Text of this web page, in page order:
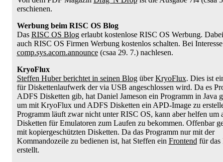
erschienen.
Werbung beim RISC OS Blog
Das RISC OS Blogerlaubt kostenlose RISC OS Werbung.
auch RISC OS Firmen Werbung kostenlos schalten. Bei
comp.sys.acorn.announce(csaa 29. 7.) nachlesen.
KryoFlux
Steffen Huber berichtet in seinen BlogüberKryoFlux. Dies ist
für Diskettenlaufwerk der via USB angeschlossen wird. Da es
ADFS Disketten gib, hat Daniel Jameson ein Programm in Java
um mit KryoFlux und ADFS Disketten ein APD-Image zu
Programm läuft zwar nicht unter RISC OS, kann aber helfen um
Disketten für Emulatoren zum Laufen zu bekommen. Offenbar
mit kopiergeschützten Disketten. Da das Programm nur mit der
Kommandozeile zu bedienen ist, hat Steffen ein Frontend für das
erstellt.